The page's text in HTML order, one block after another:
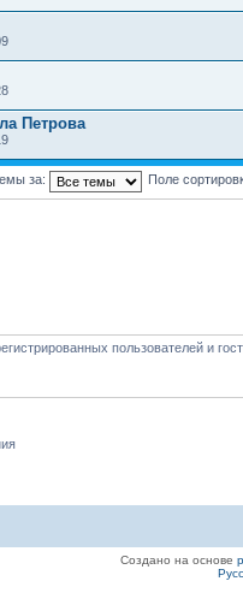
Петрова
за: Поле
пользователей и
Создано на основе